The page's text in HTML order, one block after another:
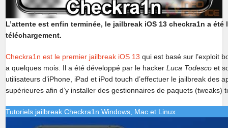
L’attente est enfin terminée, le jailbreak iOS 13 checkra1n a
téléchargement.
Checkra1n est le premier jailbreak iOS 13 qui est basé sur l’exploit
a quelques mois. Il a été développé par le hackerLuca Todesco et
utilisateurs d’iPhone, iPad et iPod touch d’effectuer le jailbreak des
supérieures afin d’y installer des gestionnaires de paquets (tweaks)
Tutoriels jailbreak Checkra1n Windows, Mac et Linux